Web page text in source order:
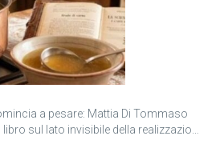
a pesare: Mattia Di Tommaso
sul lato invisibile della realizzazione